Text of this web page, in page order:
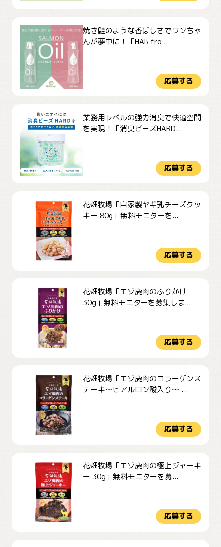
焼き鮭のような香ばしさでワンちゃ
んが夢中に！「HAB fro...
応募する
業務用レベルの強力消臭で快適空間
を実現！「消臭ビーズHARD...
応募する
花畑牧場「自家製ヤギ乳チーズクッ
キー 80g」無料モニターを...
応募する
花畑牧場「エゾ鹿肉のふりかけ
30g」無料モニターを募集しま...
応募する
花畑牧場「エゾ鹿肉のコラーゲンス
テーキ～ヒアルロン酸入り～ ...
応募する
花畑牧場「エゾ鹿肉の極上ジャーキ
ー 30g」無料モニターを募...
応募する